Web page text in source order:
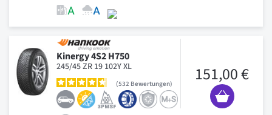
Kinergy 4S2 H750
245/45 ZR 19 102Y XL
532 Bewertungen 151,00 €